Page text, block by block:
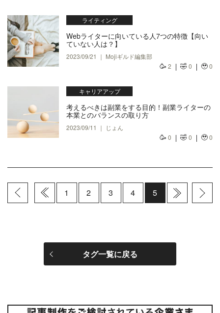
ライティング
Webライターに向いている人7つの特徴【向い
ていない人は？】
2023/09/21 ｜ Mojiギルド編集部
🥳 2 🤣0 🥹0
キャリアアップ
考えるべきは副業をする目的！副業ライターの
本業とのバランスの取り方
2023/09/11 ｜ じょん
🥳 0 🤣0 🥹0
1 2 3 4 5
タグ一覧に戻る